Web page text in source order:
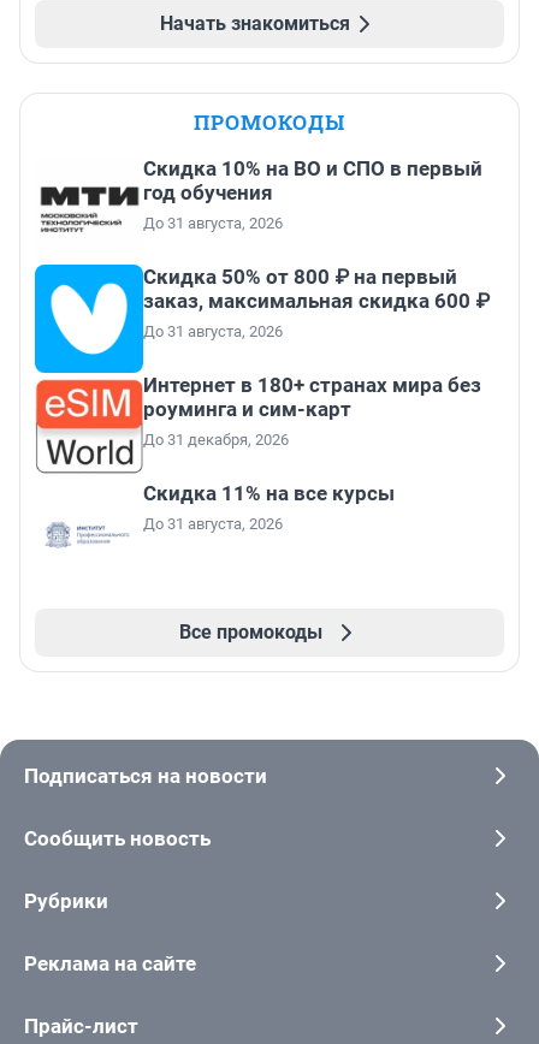
Начать знакомиться
ПРОМОКОДЫ
Скидка 10% на ВО и СПО в первый
год обучения
До 31 августа, 2026
Скидка 50% от 800 ₽ на первый
заказ, максимальная скидка 600 ₽
До 31 августа, 2026
Интернет в 180+ странах мира без
роуминга и сим-карт
До 31 декабря, 2026
Скидка 11% на все курсы
До 31 августа, 2026
Все промокоды
Подписаться на новости
Сообщить новость
Рубрики
Реклама на сайте
Прайс-лист